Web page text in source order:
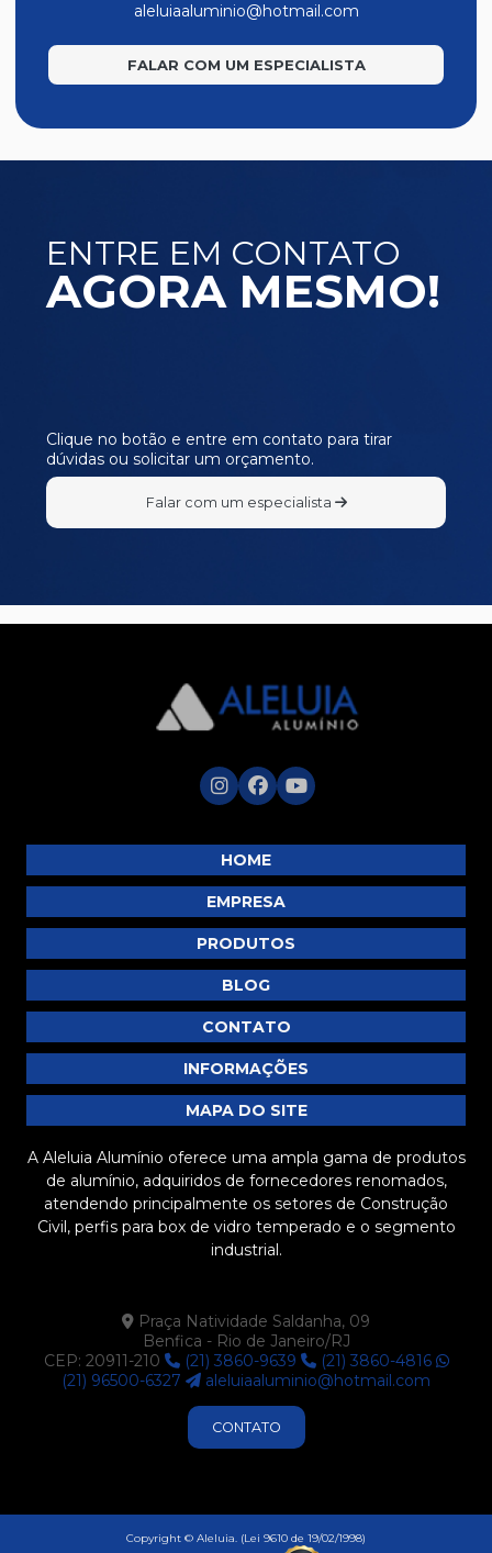
aleluiaaluminio@hotmail.com
FALAR COM UM ESPECIALISTA
ENTRE EM CONTATO
AGORA MESMO!
Clique no botão e entre em contato para tirar
dúvidas ou solicitar um orçamento.
Falar com um especialista
HOME
EMPRESA
PRODUTOS
BLOG
CONTATO
INFORMAÇÕES
MAPA DO SITE
A Aleluia Alumínio oferece uma ampla gama de produtos
de alumínio, adquiridos de fornecedores renomados,
atendendo principalmente os setores de Construção
Civil, perfis para box de vidro temperado e o segmento
industrial.
Praça Natividade Saldanha, 09
Benfica - Rio de Janeiro/RJ
CEP: 20911-210
(21) 3860-9639
(21) 3860-4816
(21) 96500-6327
aleluiaaluminio@hotmail.com
CONTATO
Copyright © Aleluia. (Lei 9610 de 19/02/1998)